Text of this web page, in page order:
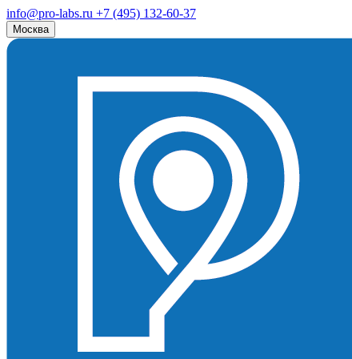
info@pro-labs.ru +7 (495) 132-60-37
Москва